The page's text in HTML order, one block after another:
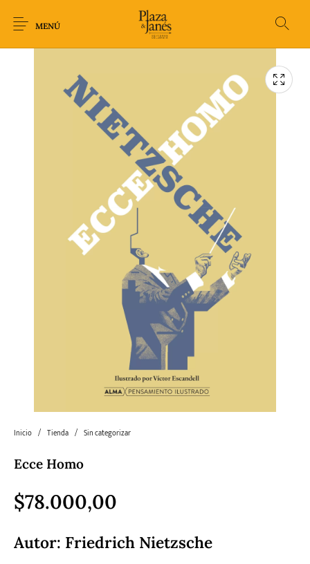
MENÚ
Arqueología Arte
Crimen Thriller Cuento
Ficción Filosofía
Horror
Humor gráfico-
Comic
Literatura infantil
Literatura
universal y Clásicos
Política Sagas Salud y Bienestar Sin categorizar
Teatro
Inicio / Tienda / Sin categorizar
Ecce Homo
$78.000,00
Autor: Friedrich Nietzsche